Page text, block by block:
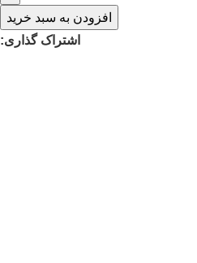
افزودن به سبد خرید
اشتراک گذاری: